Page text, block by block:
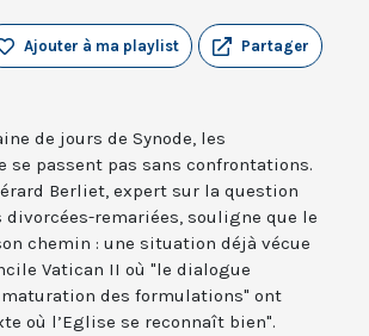
Partager
Ajouter à ma playlist
de jours de Synode, les
se passent pas sans confrontations.
Berliet, expert sur la question
divorcées-remariées, souligne que le
chemin : une situation déjà vécue
Vatican II où "le dialogue
des formulations" ont
où l’Eglise se reconnaît bien".